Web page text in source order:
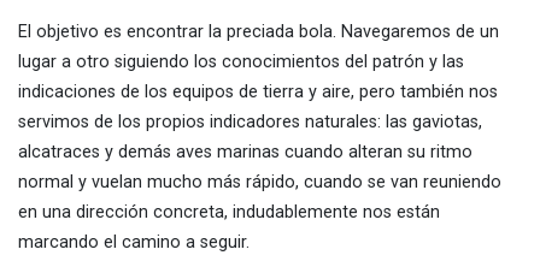
El objetivo es encontrar la preciada bola. Navegaremos de un
lugar a otro siguiendo los conocimientos del patrón y las
indicaciones de los equipos de tierra y aire, pero también nos
servimos de los propios indicadores naturales: las gaviotas,
alcatraces y demás aves marinas cuando alteran su ritmo
normal y vuelan mucho más rápido, cuando se van reuniendo
en una dirección concreta, indudablemente nos están
marcando el camino a seguir.